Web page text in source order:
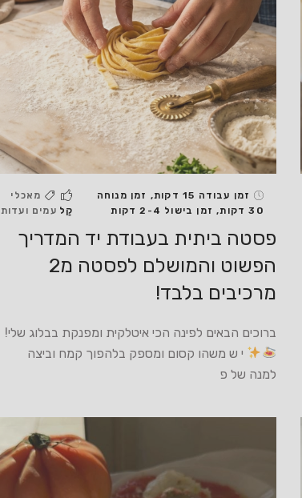
זמן עבודה 15 דקות, זמן מנוחה
30 דקות, זמן בישול 2-4 דקות
קַל
מאכלי
עמים ועדות
פסטה ביתית בעבודת יד המדריך
הפשוט והמושלם לפסטה מ2
מרכיבים בלבד!
ברוכים הבאים לפינה הכי איטלקית ומפנקת בבלוג שלי!
י ש משהו קסום ומספק בלהפוך קמח וביצה
למנה של פ